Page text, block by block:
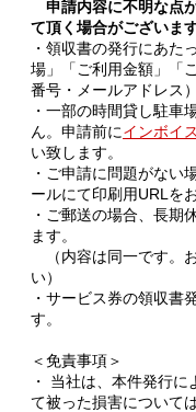
申請内容に不明な点
て頂く場合がございま
・領収書の発行にあた
場」「ご利用金額」「
番号・メールアドレス
・一部の時間貸し駐車
ん。申請前にインボイ
い致します。
・ご申請に問題がない
ールにて印刷用URLを
・ご郵送の場合、長期
ます。
（内容は同一です。
い）
・サービス券の領収書
す。
＜免責事項＞
・ 当社は、本件発行
て被った損害について